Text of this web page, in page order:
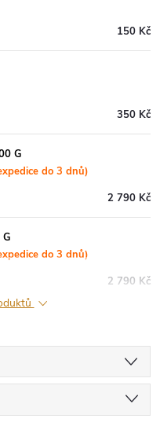
150 Kč
350 Kč
G
do 3 dnů)
2 790 Kč
do 3 dnů)
2 790 Kč